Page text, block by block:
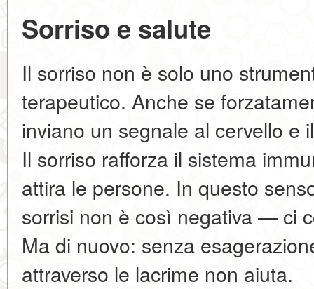
Sorriso e salute
Il sorriso non è solo uno
terapeutico. Anche se
inviano un segnale al cervello e
Il sorriso rafforza il sistema
attira le persone. In questo
sorrisi non è così negativa — ci
Ma di nuovo: senza
attraverso le lacrime non aiuta.